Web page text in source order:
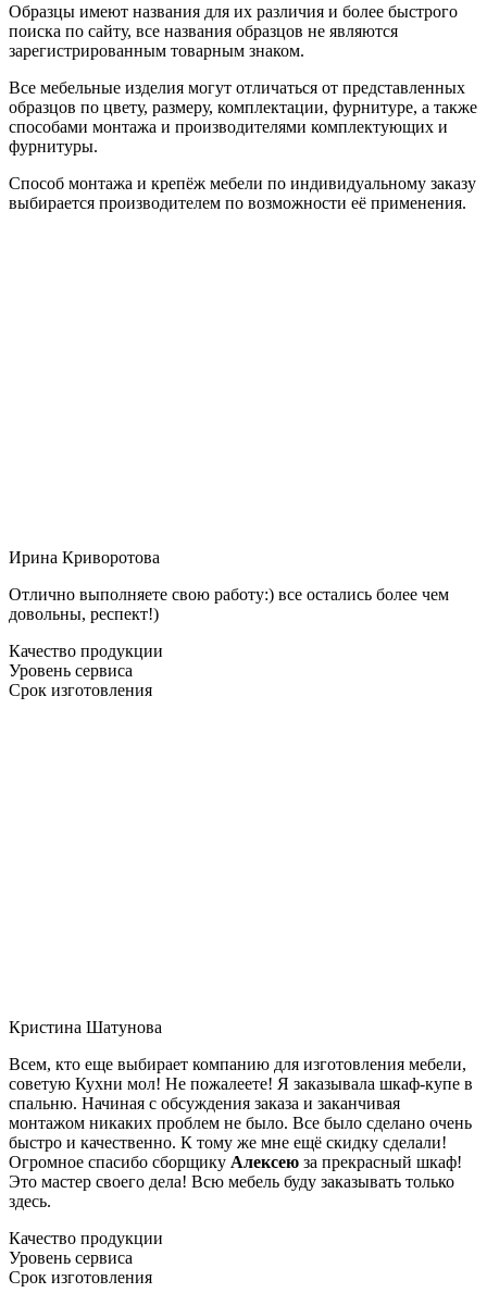
Образцы имеют названия для их различия и более быстрого
поиска по сайту, все названия образцов не являются
зарегистрированным товарным знаком.
Все мебельные изделия могут отличаться от представленных
образцов по цвету, размеру, комплектации, фурнитуре, а также
способами монтажа и производителями комплектующих и
фурнитуры.
Способ монтажа и крепёж мебели по индивидуальному заказу
выбирается производителем по возможности её применения.
Ирина Криворотова
Отлично выполняете свою работу:) все остались более чем
довольны, респект!)
Качество продукции
Уровень сервиса
Срок изготовления
Кристина Шатунова
Всем, кто еще выбирает компанию для изготовления мебели,
советую Кухни мол! Не пожалеете! Я заказывала шкаф-купе в
спальню. Начиная с обсуждения заказа и заканчивая
монтажом никаких проблем не было. Все было сделано очень
быстро и качественно. К тому же мне ещё скидку сделали!
Огромное спасибо сборщику Алексею за прекрасный шкаф!
Это мастер своего дела! Всю мебель буду заказывать только
здесь.
Качество продукции
Уровень сервиса
Срок изготовления